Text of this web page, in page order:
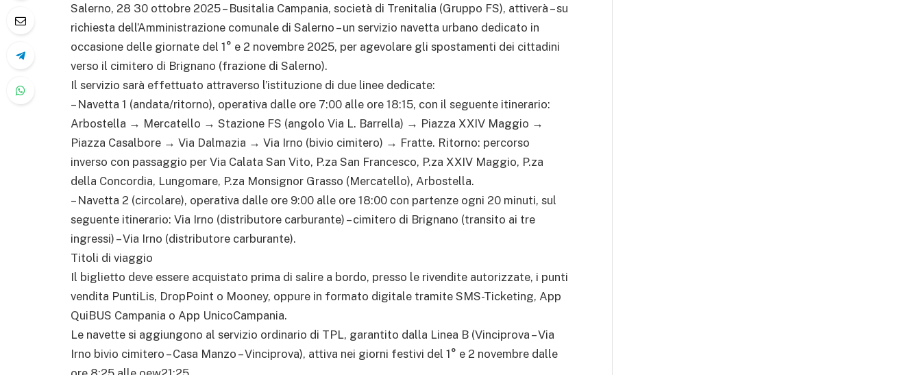
Salerno, 28 30 ottobre 2025 – Busitalia Campania, società di Trenitalia (Gruppo FS), attiverà – su
richiesta dell’Amministrazione comunale di Salerno – un servizio navetta urbano dedicato in
occasione delle giornate del 1° e 2 novembre 2025, per agevolare gli spostamenti dei cittadini
verso il cimitero di Brignano (frazione di Salerno).
Il servizio sarà effettuato attraverso l’istituzione di due linee dedicate:
– Navetta 1 (andata/ritorno), operativa dalle ore 7:00 alle ore 18:15, con il seguente itinerario:
Arbostella → Mercatello → Stazione FS (angolo Via L. Barrella) → Piazza XXIV Maggio →
Piazza Casalbore → Via Dalmazia → Via Irno (bivio cimitero) → Fratte. Ritorno: percorso
inverso con passaggio per Via Calata San Vito, P.za San Francesco, P.za XXIV Maggio, P.za
della Concordia, Lungomare, P.za Monsignor Grasso (Mercatello), Arbostella.
– Navetta 2 (circolare), operativa dalle ore 9:00 alle ore 18:00 con partenze ogni 20 minuti, sul
seguente itinerario: Via Irno (distributore carburante) – cimitero di Brignano (transito ai tre
ingressi) – Via Irno (distributore carburante).
Titoli di viaggio
Il biglietto deve essere acquistato prima di salire a bordo, presso le rivendite autorizzate, i punti
vendita PuntiLis, DropPoint o Mooney, oppure in formato digitale tramite SMS-Ticketing, App
QuiBUS Campania o App UnicoCampania.
Le navette si aggiungono al servizio ordinario di TPL, garantito dalla Linea B (Vinciprova – Via
Irno bivio cimitero – Casa Manzo – Vinciprova), attiva nei giorni festivi del 1° e 2 novembre dalle